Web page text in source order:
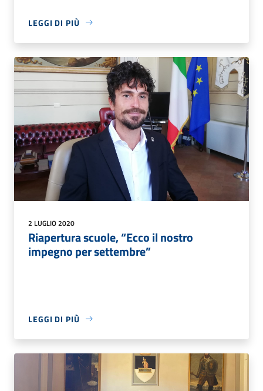
LEGGI DI PIÙ
2 LUGLIO 2020
Riapertura scuole, “Ecco il nostro
impegno per settembre”
LEGGI DI PIÙ